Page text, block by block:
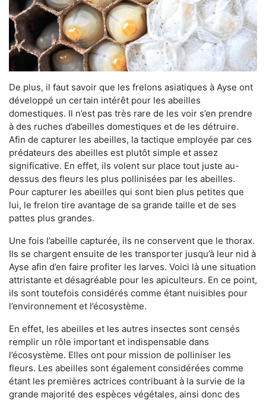
De plus, il faut savoir que les frelons asiatiques à Ayse ont
développé un certain intérêt pour les abeilles
domestiques. Il n’est pas très rare de les voir s’en prendre
à des ruches d’abeilles domestiques et de les détruire.
Afin de capturer les abeilles, la tactique employée par ces
prédateurs des abeilles est plutôt simple et assez
significative. En effet, ils volent sur place tout juste au-
dessus des fleurs les plus pollinisées par les abeilles.
Pour capturer les abeilles qui sont bien plus petites que
lui, le frelon tire avantage de sa grande taille et de ses
pattes plus grandes.
Une fois l’abeille capturée, ils ne conservent que le thorax.
Ils se chargent ensuite de les transporter jusqu’à leur nid à
Ayse afin d’en faire profiter les larves. Voici là une situation
attristante et désagréable pour les apiculteurs. En ce point,
ils sont toutefois considérés comme étant nuisibles pour
l’environnement et l’écosystème.
En effet, les abeilles et les autres insectes sont censés
remplir un rôle important et indispensable dans
l’écosystème. Elles ont pour mission de polliniser les
fleurs. Les abeilles sont également considérées comme
étant les premières actrices contribuant à la survie de la
grande majorité des espèces végétales, ainsi donc des